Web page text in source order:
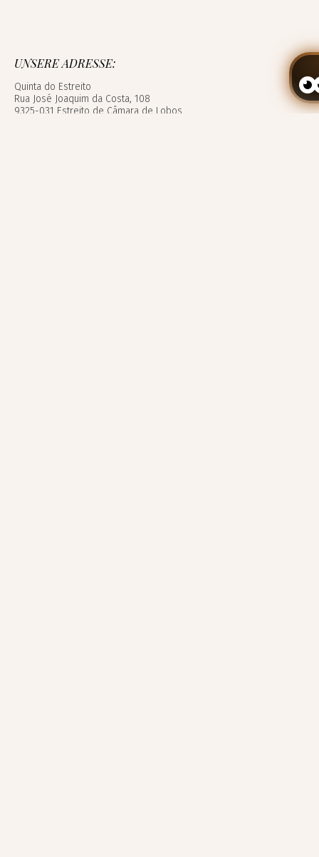
UNSERE ADRESSE:
Quinta do Estreito
Rua José Joaquim da Costa, 108
9325-031 Estreito de Câmara de Lobos